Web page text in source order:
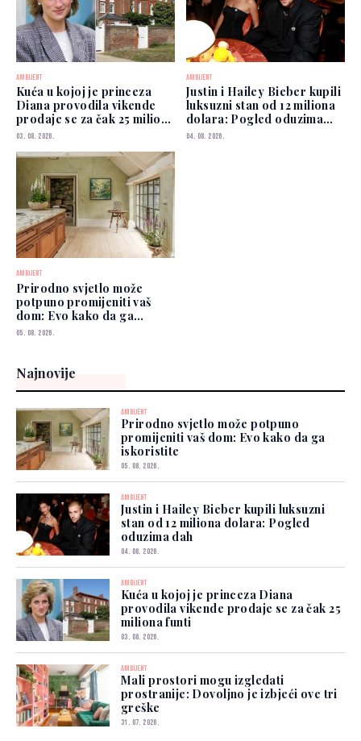
AMBIJENT
Kuća u kojoj je princeza
Diana provodila vikende
prodaje se za čak 25 miliona
funti
03. 08. 2026.
AMBIJENT
Justin i Hailey Bieber kupili
luksuzni stan od 12 miliona
dolara: Pogled oduzima
dah
04. 08. 2026.
AMBIJENT
Prirodno svjetlo može
potpuno promijeniti vaš
dom: Evo kako da ga
iskoristite
05. 08. 2026.
Najnovije
AMBIJENT
Prirodno svjetlo može potpuno
promijeniti vaš dom: Evo kako da ga
iskoristite
05. 08. 2026.
AMBIJENT
Justin i Hailey Bieber kupili luksuzni
stan od 12 miliona dolara: Pogled
oduzima dah
04. 08. 2026.
AMBIJENT
Kuća u kojoj je princeza Diana
provodila vikende prodaje se za čak 25
miliona funti
03. 08. 2026.
AMBIJENT
Mali prostori mogu izgledati
prostranije: Dovoljno je izbjeći ove tri
greške
31. 07. 2026.